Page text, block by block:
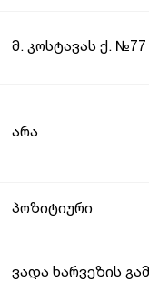
მ. კოსტავას ქ.
არა
პოზიტიური
ვადა ხარვეზის